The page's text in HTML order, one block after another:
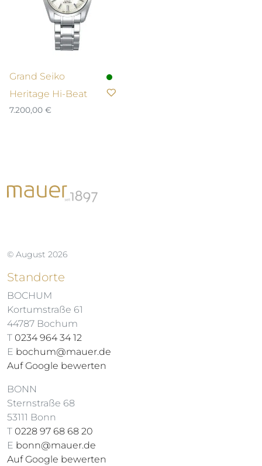
Grand Seiko
Heritage Hi-Beat
7.200,00 €
© August 2026
Standorte
BOCHUM
Kortumstraße 61
44787 Bochum
T 0234 964 34 12
E bochum@mauer.de
Auf Google bewerten
BONN
Sternstraße 68
53111 Bonn
T 0228 97 68 68 20
E bonn@mauer.de
Auf Google bewerten